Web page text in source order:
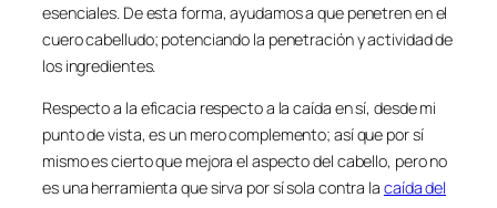
esenciales. De esta forma, ayudamos a que penetren en el
cuero cabelludo; potenciando la penetración y actividad de
los ingredientes.
Respecto a la eficacia respecto a la caída en sí, desde mi
punto de vista, es un mero complemento; así que por sí
mismo es cierto que mejora el aspecto del cabello, pero no
es una herramienta que sirva por sí sola contra la caída del